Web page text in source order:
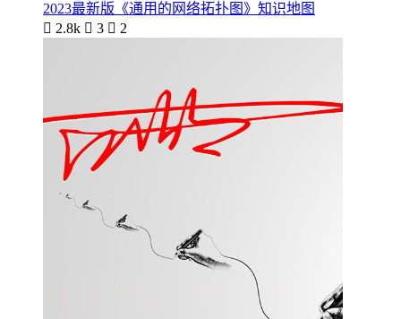
2023最新版《通用的网络拓扑图》知识地图
 2.8k  3  2